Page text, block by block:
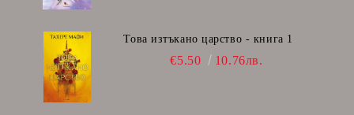
Това изтъкано царство - книга 1
€5.50 10.76лв.